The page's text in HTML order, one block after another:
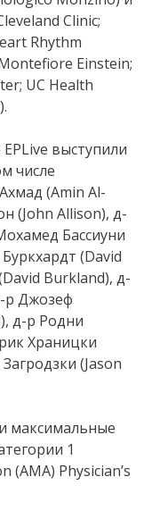
Clinic;
Rhythm
Einstein;
UC Health
выступили
числе
(Amin Al-
(John Allison), д-
Бассиуни
(David
Burkland), д-
р Джозеф
д-р Родни
Храницки
(Jason
максимальные
1
(AMA) Physician’s